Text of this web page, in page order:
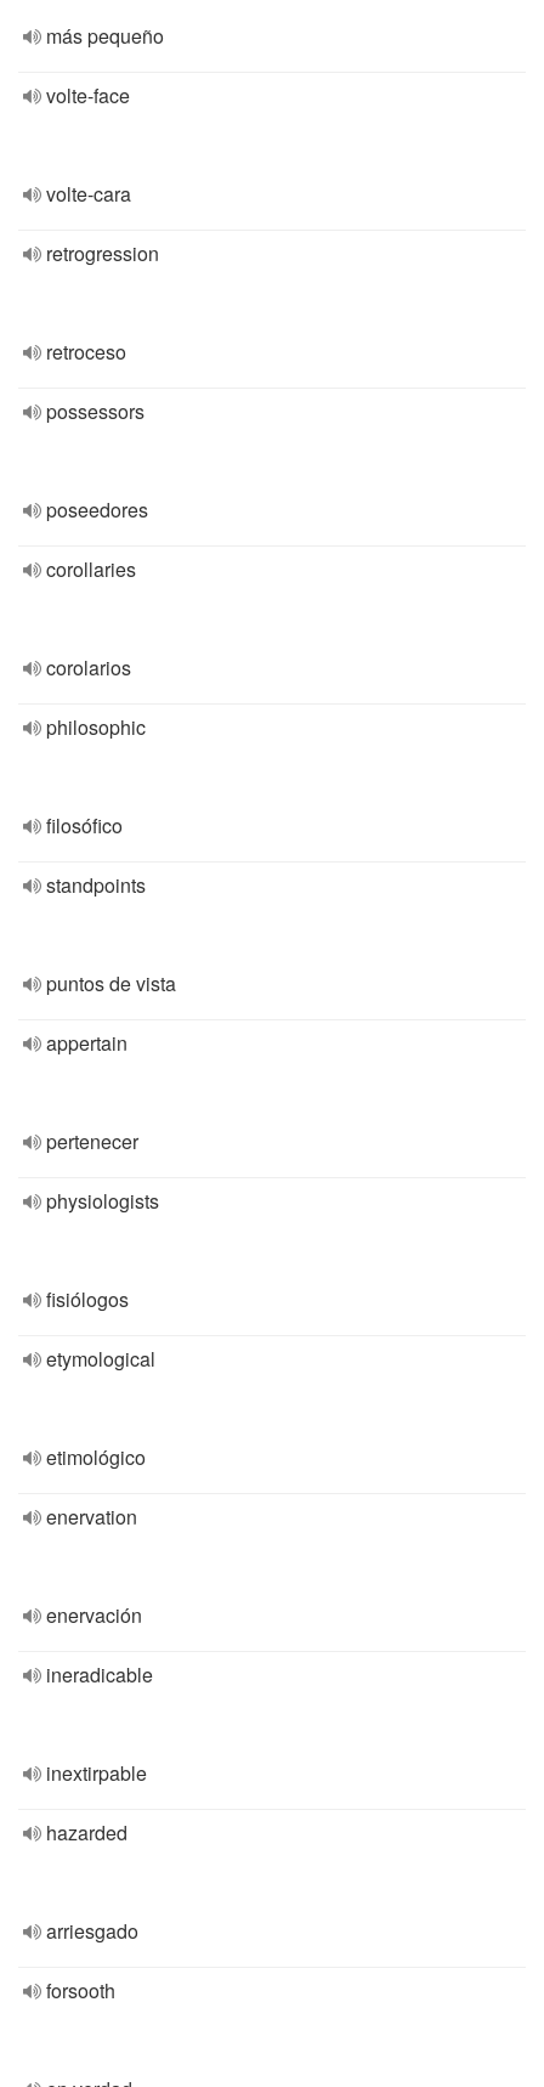
más pequeño
volte-face
volte-cara
retrogression
retroceso
possessors
poseedores
corollaries
corolarios
philosophic
filosófico
standpoints
puntos de vista
appertain
pertenecer
physiologists
fisiólogos
etymological
etimológico
enervation
enervación
ineradicable
inextirpable
hazarded
arriesgado
forsooth